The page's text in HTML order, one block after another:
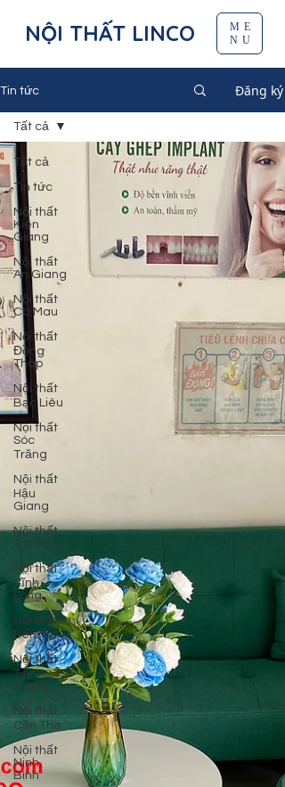
NỘI THẤT LINCO
ME
NU
Tin tức Đăng ký
Tất cả
Tin tức
Nội thất
Kiên
Giang
Nội thất
An Giang
Nội thất
Cà Mau
Nội thất
Đồng
Tháp
Nội thất
Bạc Liêu
Nội thất
Sóc
Trăng
Nội thất
Hậu
Giang
Nội thất
Trà Vinh
Nội thất
Vĩnh
Long
Nội thất
Bến Tre
Nội thất
Tiền
Giang
Nội thất
Cần Thơ
Nội thất
Ninh
Bình
Tất cả